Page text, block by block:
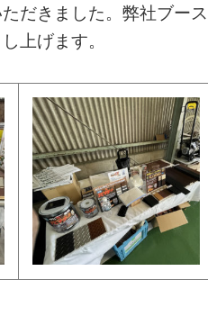
だきました。弊社ブー
上げます。